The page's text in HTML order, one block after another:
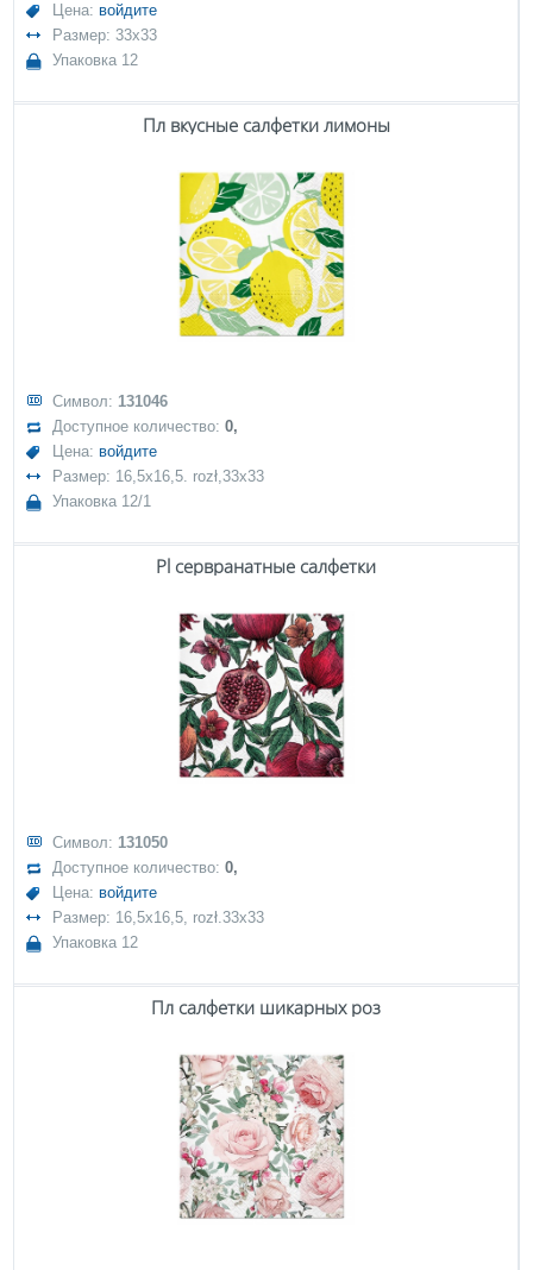
Цена: войдите
Размер: 33x33
Упаковка 12
Пл вкусные салфетки лимоны
Символ: 131046
Доступное количество:0,
Цена: войдите
Размер: 16,5x16,5. rozł,33x33
Упаковка 12/1
Pl сервранатные салфетки
Символ: 131050
Доступное количество:0,
Цена: войдите
Размер: 16,5x16,5, rozł.33x33
Упаковка 12
Пл салфетки шикарных роз